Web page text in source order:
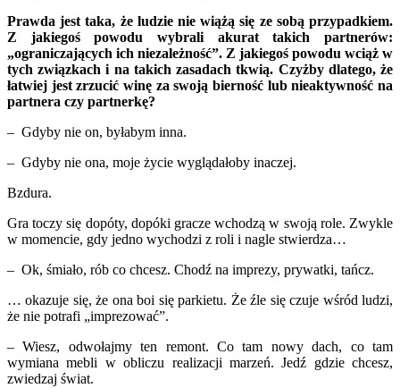
Prawda jest taka, że ludzie nie wiążą się ze sobą przypadkiem.
Z jakiegoś powodu wybrali akurat takich partnerów:
„ograniczających ich niezależność”. Z jakiegoś powodu wciąż w
tych związkach i na takich zasadach tkwią. Czyżby dlatego, że
łatwiej jest zrzucić winę za swoją bierność lub nieaktywność na
partnera czy partnerkę?
– Gdyby nie on, byłabym inna.
– Gdyby nie ona, moje życie wyglądałoby inaczej.
Bzdura.
Gra toczy się dopóty, dopóki gracze wchodzą w swoją role. Zwykle
w momencie, gdy jedno wychodzi z roli i nagle stwierdza…
– Ok, śmiało, rób co chcesz. Chodź na imprezy, prywatki, tańcz.
… okazuje się, że ona boi się parkietu. Że źle się czuje wśród ludzi,
że nie potrafi „imprezować”.
– Wiesz, odwołajmy ten remont. Co tam nowy dach, co tam
wymiana mebli w obliczu realizacji marzeń. Jedź gdzie chcesz,
zwiedzaj świat.